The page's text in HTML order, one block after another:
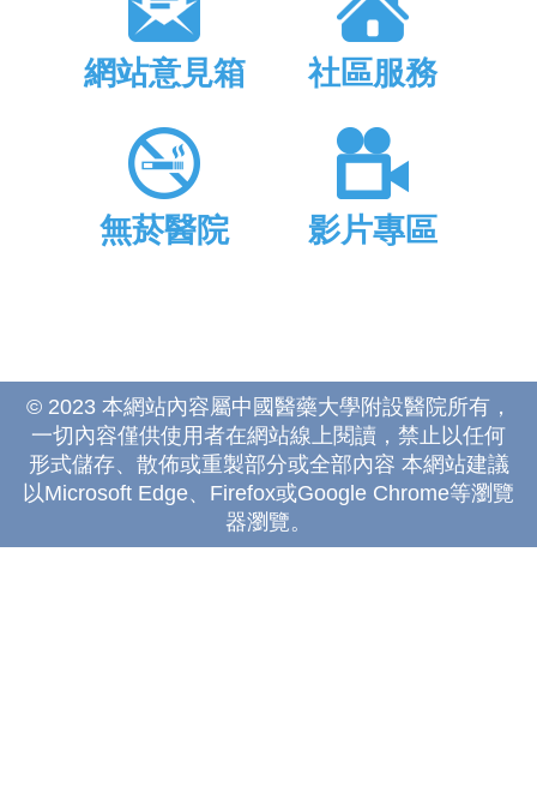
網站意見箱 社區服務
無菸醫院 影片專區
© 2023 本網站內容屬中國醫藥大學附設醫院所有，
一切內容僅供使用者在網站線上閱讀，禁止以任何
形式儲存、散佈或重製部分或全部內容 本網站建議
以Microsoft Edge、Firefox或Google Chrome等瀏覽
器瀏覽。